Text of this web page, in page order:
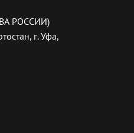
РОССИИ)
г. Уфа,